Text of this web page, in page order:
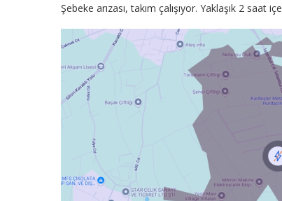
Şebeke arızası, takım çalışıyor. Yaklaşık 2